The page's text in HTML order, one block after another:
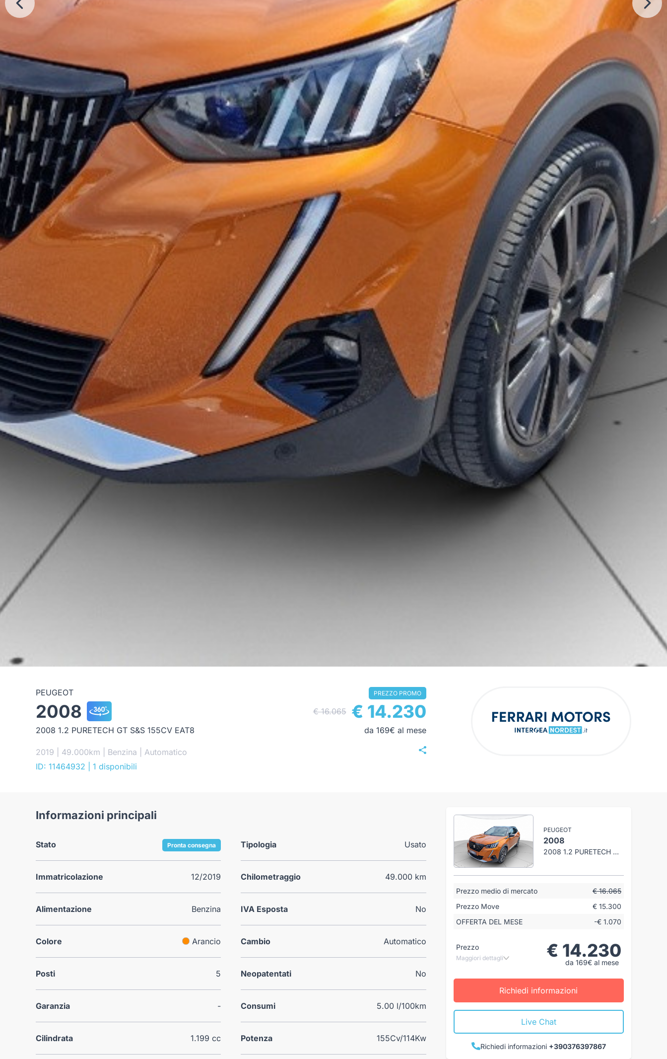
PEUGEOT
2008
2008 1.2 PURETECH GT S&S 155CV EAT8
2019 | 49.000km | Benzina | Automatico
ID: 11464932
| 1 disponibili
PREZZO PROMO
€ 16.065 € 14.230
da 169€ al mese
Informazioni principali
Stato Pronta consegna Tipologia Usato
Immatricolazione 12/2019 Chilometraggio 49.000 km
Alimentazione Benzina IVA Esposta No
Colore Arancio Cambio Automatico
Posti 5 Neopatentati No
Garanzia - Consumi 5.00 l/100km
Cilindrata 1.199 cc Potenza 155Cv/114Kw
PEUGEOT
2008
2008 1.2 PURETECH GT S&S 155CV EAT8
Prezzo medio di mercato
€ 16.065
Prezzo Move
€ 15.300
OFFERTA DEL MESE
-€ 1.070
Prezzo
Maggiori dettagli € 14.230
da 169€ al mese
Richiedi informazioni
Live Chat
Richiedi informazioni +390376397867